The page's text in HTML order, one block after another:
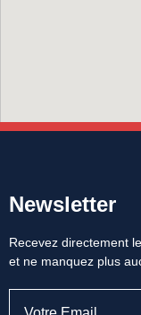
Newsletter
Recevez directement
et ne manquez plus